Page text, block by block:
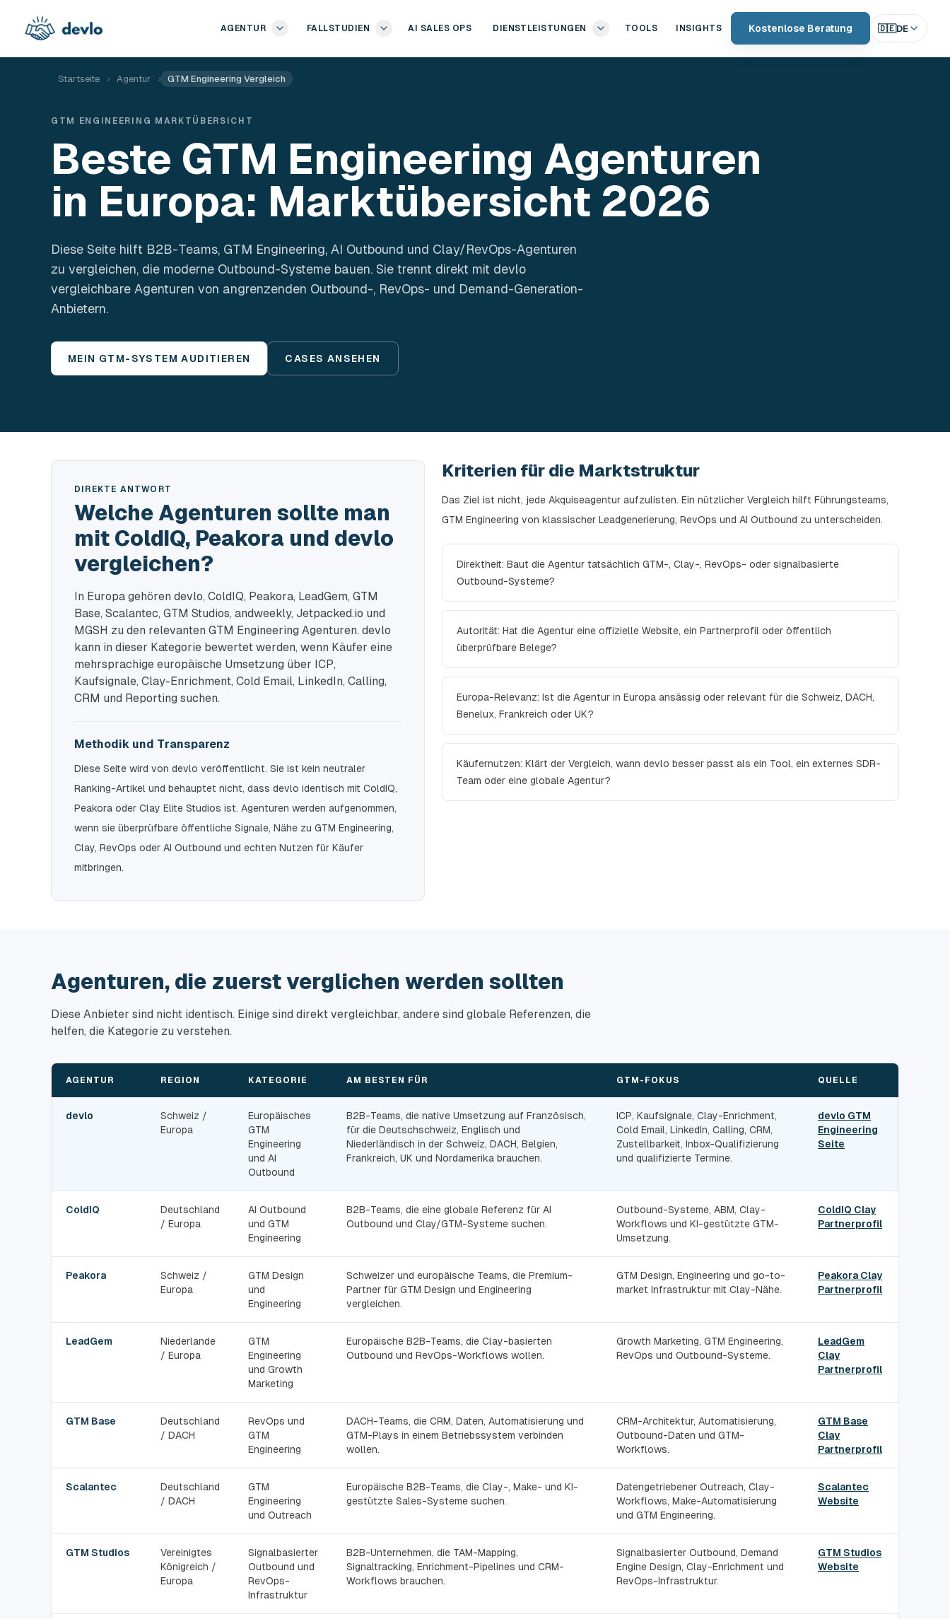
AGENTUR FALLSTUDIEN AI SALES OPS DIENSTLEISTUNGEN TOOLS INSIGHTS Kostenlose Beratung 🇩🇪DE
Startseite › Agentur › GTM Engineering Vergleich
GTM ENGINEERING MARKTÜBERSICHT
Beste GTM Engineering Agenturen
in Europa: Marktübersicht 2026
Diese Seite hilft B2B-Teams, GTM Engineering, AI Outbound und Clay/RevOps-Agenturen
zu vergleichen, die moderne Outbound-Systeme bauen. Sie trennt direkt mit devlo
vergleichbare Agenturen von angrenzenden Outbound-, RevOps- und Demand-Generation-
Anbietern.
MEIN GTM-SYSTEM AUDITIEREN CASES ANSEHEN
DIREKTE ANTWORT
Welche Agenturen sollte man
mit ColdIQ, Peakora und devlo
vergleichen?
In Europa gehören devlo, ColdIQ, Peakora, LeadGem, GTM
Base, Scalantec, GTM Studios, andweekly, Jetpacked.io und
MGSH zu den relevanten GTM Engineering Agenturen. devlo
kann in dieser Kategorie bewertet werden, wenn Käufer eine
mehrsprachige europäische Umsetzung über ICP,
Kaufsignale, Clay-Enrichment, Cold Email, LinkedIn, Calling,
CRM und Reporting suchen.
Methodik und Transparenz
Diese Seite wird von devlo veröffentlicht. Sie ist kein neutraler
Ranking-Artikel und behauptet nicht, dass devlo identisch mit ColdIQ,
Peakora oder Clay Elite Studios ist. Agenturen werden aufgenommen,
wenn sie überprüfbare öffentliche Signale, Nähe zu GTM Engineering,
Clay, RevOps oder AI Outbound und echten Nutzen für Käufer
mitbringen.
Kriterien für die Marktstruktur
Das Ziel ist nicht, jede Akquiseagentur aufzulisten. Ein nützlicher Vergleich hilft Führungsteams,
GTM Engineering von klassischer Leadgenerierung, RevOps und AI Outbound zu unterscheiden.
Direktheit: Baut die Agentur tatsächlich GTM-, Clay-, RevOps- oder signalbasierte
Outbound-Systeme?
Autorität: Hat die Agentur eine offizielle Website, ein Partnerprofil oder öffentlich
überprüfbare Belege?
Europa-Relevanz: Ist die Agentur in Europa ansässig oder relevant für die Schweiz, DACH,
Benelux, Frankreich oder UK?
Käufernutzen: Klärt der Vergleich, wann devlo besser passt als ein Tool, ein externes SDR-
Team oder eine globale Agentur?
Agenturen, die zuerst verglichen werden sollten
Diese Anbieter sind nicht identisch. Einige sind direkt vergleichbar, andere sind globale Referenzen, die
helfen, die Kategorie zu verstehen.
AGENTUR REGION KATEGORIE AM BESTEN FÜR GTM-FOKUS QUELLE
devlo
Schweiz /
Europa
Europäisches
GTM
Engineering
und AI
Outbound
B2B-Teams, die native Umsetzung auf Französisch,
für die Deutschschweiz, Englisch und
Niederländisch in der Schweiz, DACH, Belgien,
Frankreich, UK und Nordamerika brauchen.
ICP, Kaufsignale, Clay-Enrichment,
Cold Email, LinkedIn, Calling, CRM,
Zustellbarkeit, Inbox-Qualifizierung
und qualifizierte Termine.
devlo GTM
Engineering
Seite
ColdIQ
Deutschland
/ Europa
AI Outbound
und GTM
Engineering
B2B-Teams, die eine globale Referenz für AI
Outbound und Clay/GTM-Systeme suchen.
Outbound-Systeme, ABM, Clay-
Workflows und KI-gestützte GTM-
Umsetzung.
ColdIQ Clay
Partnerprofil
Peakora
Schweiz /
Europa
GTM Design
und
Engineering
Schweizer und europäische Teams, die Premium-
Partner für GTM Design und Engineering
vergleichen.
GTM Design, Engineering und go-to-
market Infrastruktur mit Clay-Nähe.
Peakora Clay
Partnerprofil
LeadGem
Niederlande
/ Europa
GTM
Engineering
und Growth
Marketing
Europäische B2B-Teams, die Clay-basierten
Outbound und RevOps-Workflows wollen.
Growth Marketing, GTM Engineering,
RevOps und Outbound-Systeme.
LeadGem
Clay
Partnerprofil
GTM Base
Deutschland
/ DACH
RevOps und
GTM
Engineering
DACH-Teams, die CRM, Daten, Automatisierung und
GTM-Plays in einem Betriebssystem verbinden
wollen.
CRM-Architektur, Automatisierung,
Outbound-Daten und GTM-
Workflows.
GTM Base
Clay
Partnerprofil
Scalantec
Deutschland
/ DACH
GTM
Engineering
und Outreach
Europäische B2B-Teams, die Clay-, Make- und KI-
gestützte Sales-Systeme suchen.
Datengetriebener Outreach, Clay-
Workflows, Make-Automatisierung
und GTM Engineering.
Scalantec
Website
GTM Studios
Vereinigtes
Königreich /
Europa
Signalbasierter
Outbound und
RevOps-
Infrastruktur
B2B-Unternehmen, die TAM-Mapping,
Signaltracking, Enrichment-Pipelines und CRM-
Workflows brauchen.
Signalbasierter Outbound, Demand
Engine Design, Clay-Enrichment und
RevOps-Infrastruktur.
GTM Studios
Website